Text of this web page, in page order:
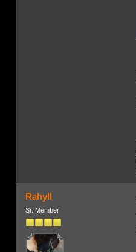
Rahyll
Sr. Member